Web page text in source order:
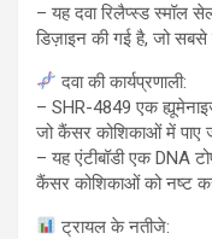
– यह दवा रिलैप्स्ड स्मॉल
डिज़ाइन की गई है, जो
दवा की कार्यप्रणाली:
– SHR-4849 एक
जो कैंसर कोशिकाओं में पाए
– यह एंटीबॉडी एक DNA
कैंसर कोशिकाओं को नष्ट
ट्रायल के नतीजे: